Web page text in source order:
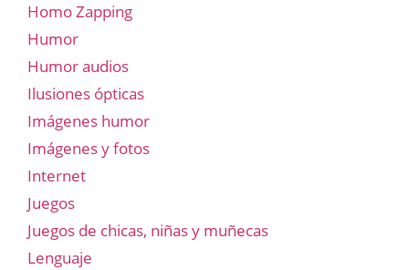
Homo Zapping
Humor
Humor audios
Ilusiones ópticas
Imágenes humor
Imágenes y fotos
Internet
Juegos
Juegos de chicas, niñas y muñecas
Lenguaje